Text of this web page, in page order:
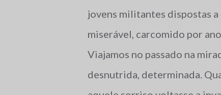
jovens militantes dispostas
miserável, carcomido por
Viajamos no passado na
desnutrida, determinada.